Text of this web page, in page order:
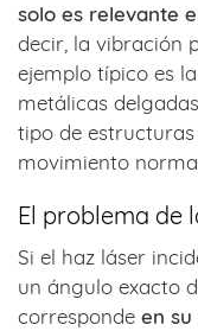
solo es relevante
decir, la vibración
ejemplo típico es
metálicas
tipo de
movimiento
El problema de
Si el haz láser
un ángulo exacto
corresponde en